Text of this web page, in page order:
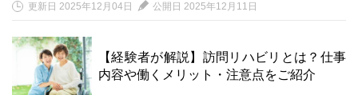
更新日 2025年12月04日 公開日 2025年12月11日
【経験者が解説】訪問リハビリとは？仕事
内容や働くメリット・注意点をご紹介